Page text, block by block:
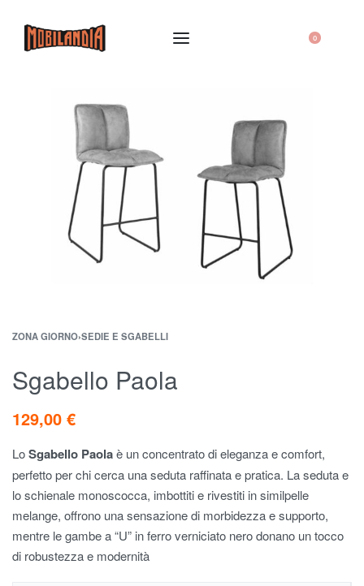
0
ZONA GIORNO›SEDIE E SGABELLI
Sgabello Paola
129,00 €
LoSgabello Paolaè un concentrato di eleganza e comfort,
perfetto per chi cerca una seduta raffinata e pratica. La seduta e
lo schienale monoscocca, imbottiti e rivestiti in similpelle
melange, offrono una sensazione di morbidezza e supporto,
mentre le gambe a “U” in ferro verniciato nero donano un tocco
di robustezza e modernità